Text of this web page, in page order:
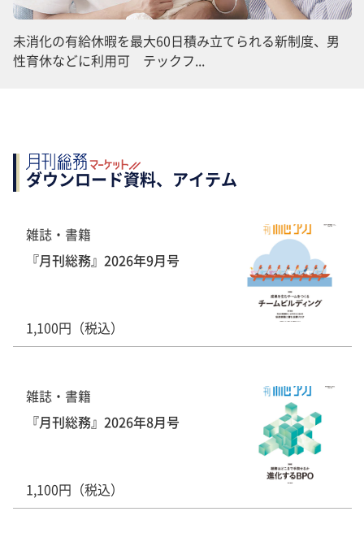
未消化の有給休暇を最大60日積み立てられる新制度、男
性育休などに利用可 テックフ...
ダウンロード資料、アイテム
雑誌・書籍
『月刊総務』2026年9月号
1,100円（税込）
雑誌・書籍
『月刊総務』2026年8月号
1,100円（税込）